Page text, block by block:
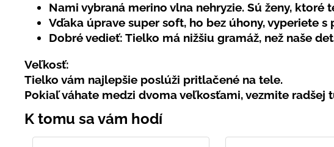
Nami vybraná merino vlna nehryzie. Sú ženy, ktoré
Vďaka úprave super soft, ho bez úhony, vyperiete
Dobré vedieť: Tielko má nižšiu gramáž, než naše
Veľkosť:
Tielko vám najlepšie poslúži pritlačené na tele.
Pokiaľ váhate medzi dvoma veľkosťami, vezmite radšej